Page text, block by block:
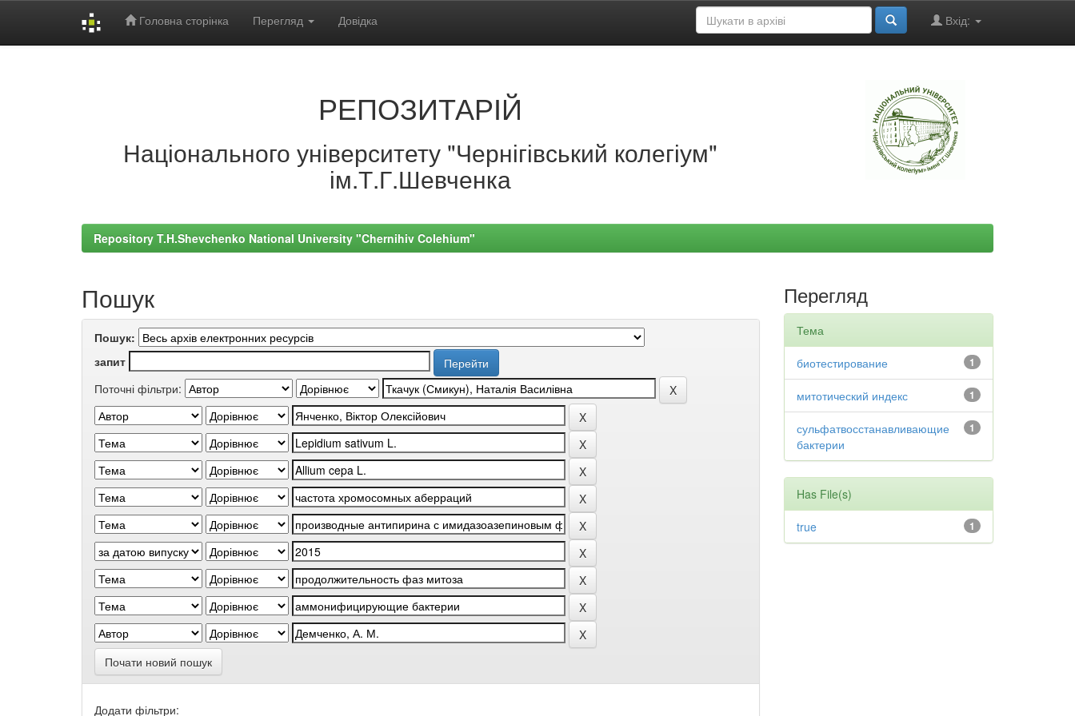
Головна сторінка Перегляд Довідка Вхід:
РЕПОЗИТАРІЙ
Національного університету "Чернігівський колегіум"
ім.Т.Г.Шевченка
Repository T.H.Shevchenko National University "Chernihiv Colehium"
Пошук
Пошук:
запит
Поточні фільтри:
Почати новий пошук
Додати фільтри:
Перегляд
Тема
1
биотестирование
1
митотический индекс
1
сульфатвосстанавливающие
бактерии
Has File(s)
1
true